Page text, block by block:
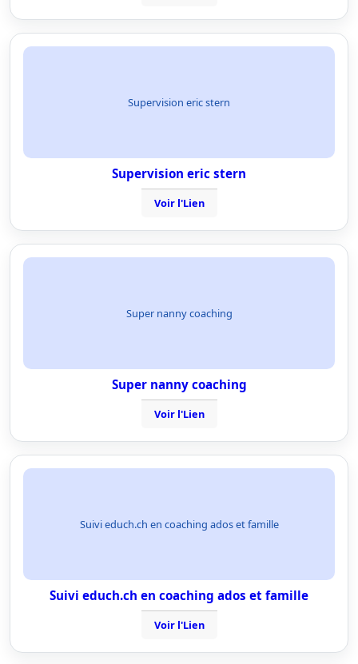
Supervision eric stern
Supervision eric stern
Voir l'Lien
Super nanny coaching
Super nanny coaching
Voir l'Lien
Suivi educh.ch en coaching ados et famille
Suivi educh.ch en coaching ados et famille
Voir l'Lien